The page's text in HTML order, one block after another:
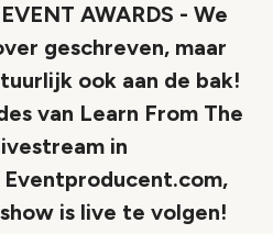
AWARDS - We
geschreven, maar
ook aan de bak!
van Learn From The
in
is live te volgen!